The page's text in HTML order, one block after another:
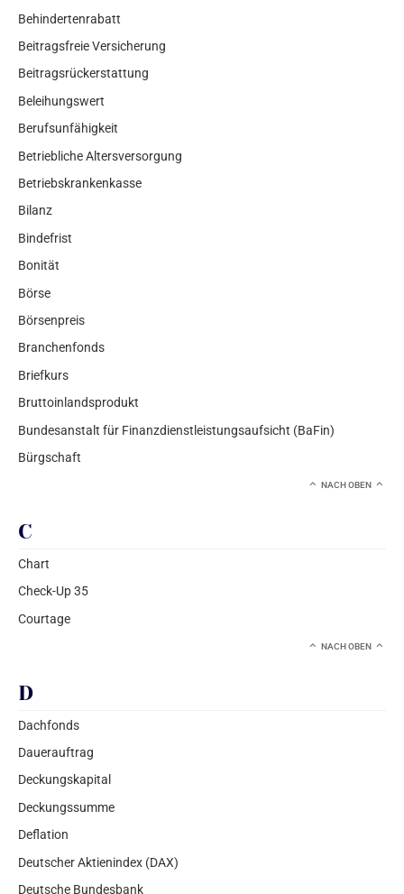
Behindertenrabatt
Beitragsfreie Versicherung
Beitragsrückerstattung
Beleihungswert
Berufsunfähigkeit
Betriebliche Altersversorgung
Betriebskrankenkasse
Bilanz
Bindefrist
Bonität
Börse
Börsenpreis
Branchenfonds
Briefkurs
Bruttoinlandsprodukt
Bundesanstalt für Finanzdienstleistungsaufsicht (BaFin)
Bürgschaft
NACH OBEN
C
Chart
Check-Up 35
Courtage
NACH OBEN
D
Dachfonds
Dauerauftrag
Deckungskapital
Deckungssumme
Deflation
Deutscher Aktienindex (DAX)
Deutsche Bundesbank